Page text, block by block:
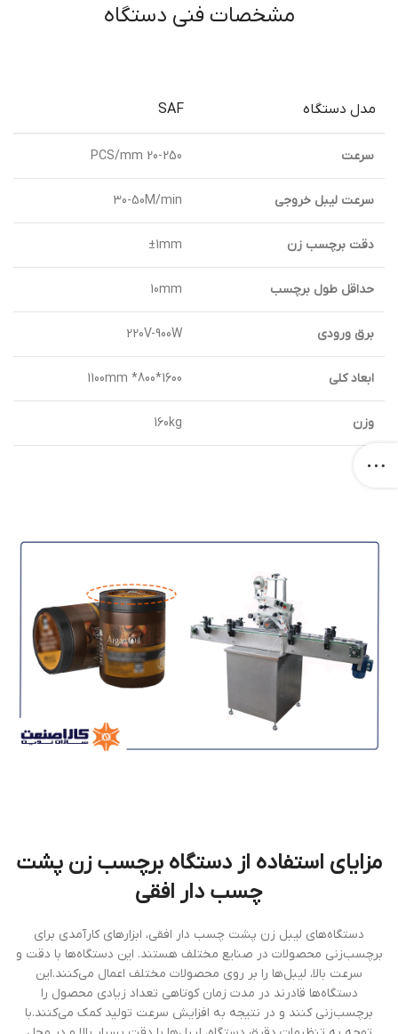
مشخصات فنی دستگاه
مدل دستگاه SAF
سرعت 20-250 PCS/mm
سرعت ليبل خروجی 30-50M/min
دقت برچسب زن 1mm±
حداقل طول برچسب 10mm
برق ورودی 220V-900W
ابعاد کلی 1100mm *800*1600
وزن 160kg
مزایای استفاده از دستگاه برچسب زن پشت
چسب دار افقی
دستگاه‌های لیبل زن پشت چسب دار افقی، ابزارهای کارآمدی برای
برچسب‌زنی محصولات در صنایع مختلف هستند. این دستگاه‌ها با دقت و
سرعت بالا، لیبل‌ها را بر روی محصولات مختلف اعمال می‌کنند.این
دستگاه‌ها قادرند در مدت زمان کوتاهی تعداد زیادی محصول را
برچسب‌زنی کنند و در نتیجه به افزایش سرعت تولید کمک می‌کنند.با